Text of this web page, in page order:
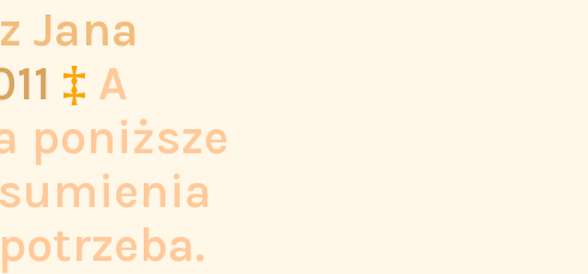
Jana
‡ A
poniższe